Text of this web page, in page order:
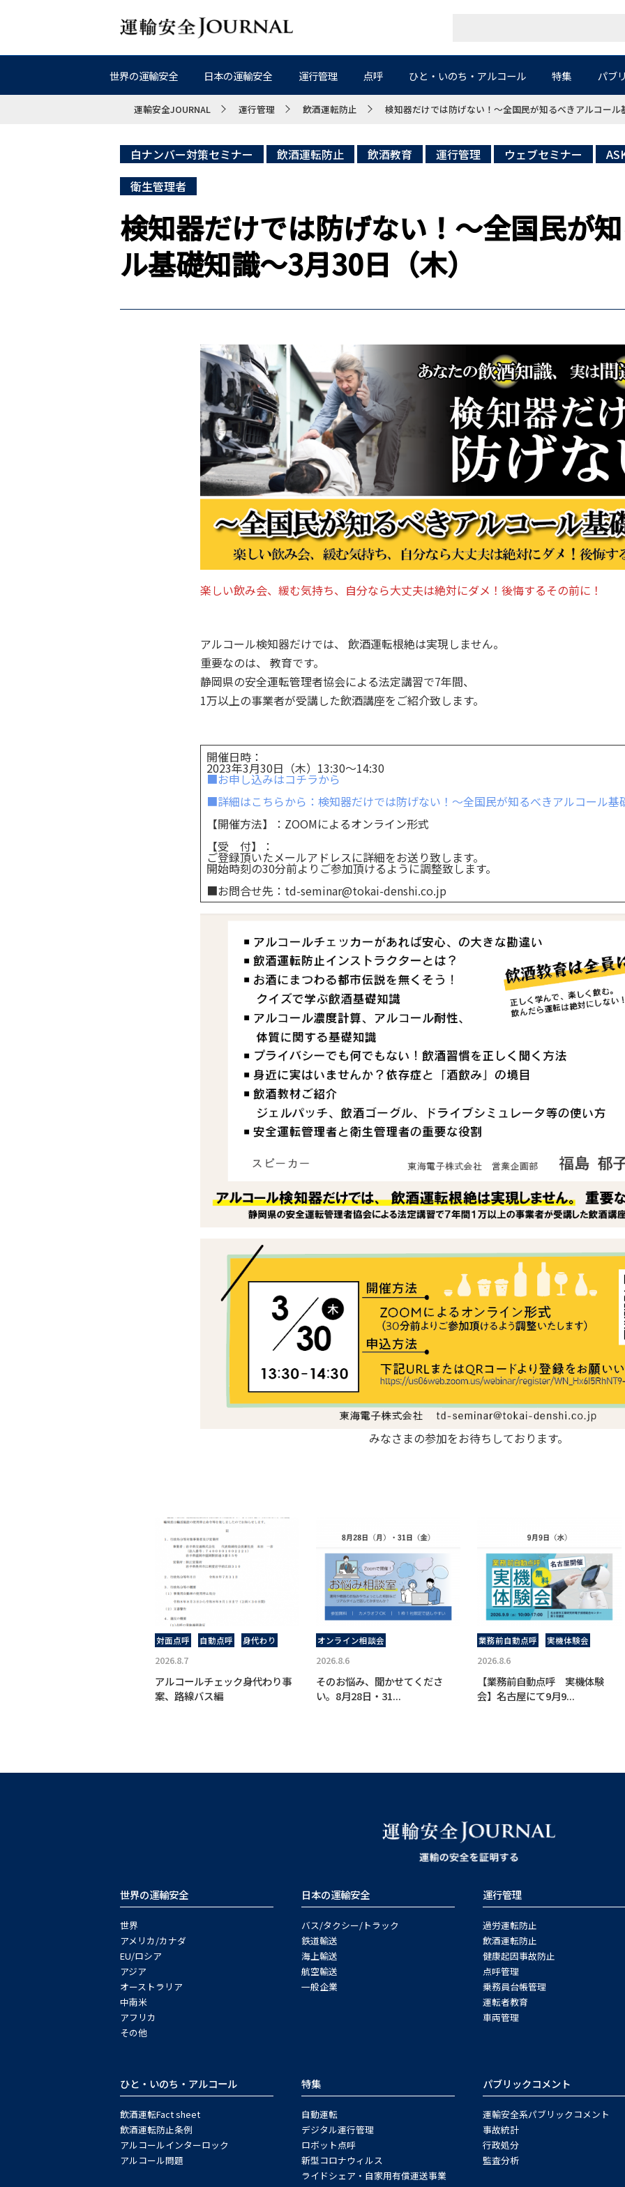
世界の運輸安全 日本の運輸安全 運行管理 点呼 ひと・いのち・アルコール 特集 パブ
運輸安全JOURNAL 運行管理 飲酒運転防止 検知器だけでは防げない！～全国民が知るべきアルコー
白ナンバー対策セミナー 飲酒運転防止 飲酒教育 運行管理 ウェブセミナー
衛生管理者
検知器だけでは防げない！～全国民が
ル基礎知識～3月30日（木）
楽しい飲み会、緩む気持ち、自分なら大丈夫は絶対にダメ！後悔するその前に！
アルコール検知器だけでは、 飲酒運転根絶は実現しません。
重要なのは、 教育です。
静岡県の安全運転管理者協会による法定講習で7年間、
1万以上の事業者が受講した飲酒講座をご紹介致します。
開催日時：
2023年3月30日（木）13:30～14:30
■お申し込みはコチラから
■詳細はこちらから：検知器だけでは防げない！～全国民が知るべきアルコール基
【開催方法】：ZOOMによるオンライン形式
【受 付】：
ご登録頂いたメールアドレスに詳細をお送り致します。
開始時刻の30分前よりご参加頂けるように調整致します。
■お問合せ先：td-seminar@tokai-denshi.co.jp
みなさまの参加をお待ちしております。
対面点呼 自動点呼 身代わり
2026.8.7
アルコールチェック身代わり事
案、路線バス編
オンライン相談会
2026.8.6
そのお悩み、聞かせてくださ
い。8月28日・31...
業務前自動点呼 実機体験会
2026.8.6
【業務前自動点呼 実機体験
会】名古屋にて9月9...
世界の運輸安全
世界
アメリカ/カナダ
EU/ロシア
アジア
オーストラリア
中南米
アフリカ
その他
日本の運輸安全
バス/タクシー/トラック
鉄道輸送
海上輸送
航空輸送
一般企業
運行管理
過労運転防止
飲酒運転防止
健康起因事故防止
点呼管理
乗務員台帳管理
運転者教育
車両管理
ひと・いのち・アルコール
飲酒運転Fact sheet
飲酒運転防止条例
アルコールインターロック
アルコール問題
特集
自動運転
デジタル運行管理
ロボット点呼
新型コロナウィルス
ライドシェア・自家用有償運送事業
パブリックコメント
運輸安全系パブリックコメント
事故統計
行政処分
監査分析